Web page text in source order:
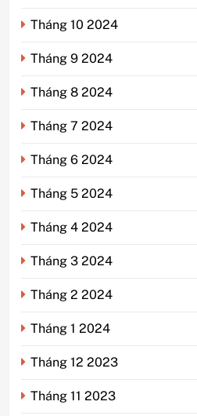
Tháng 10 2024
Tháng 9 2024
Tháng 8 2024
Tháng 7 2024
Tháng 6 2024
Tháng 5 2024
Tháng 4 2024
Tháng 3 2024
Tháng 2 2024
Tháng 1 2024
Tháng 12 2023
Tháng 11 2023